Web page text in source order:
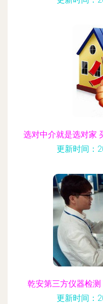
选对中介就是选对家
更新时间：
乾安第三方仪器检
更新时间：